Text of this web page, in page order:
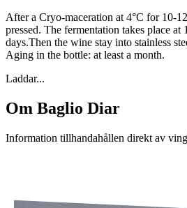
After a Cryo-maceration at 4°C for 10-
pressed. The fermentation takes place at
days.Then the wine stay into stainless
Aging in the bottle: at least a month.
Laddar...
Om Baglio Diar
Information tillhandahållen direkt av